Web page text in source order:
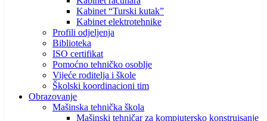
Kabinet “Turski kutak”
Kabinet elektrotehnike
Profili odjeljenja
Biblioteka
ISO certifikat
Pomoćno tehničko osoblje
Vijeće roditelja i škole
Školski koordinacioni tim
Obrazovanje
Mašinska tehnička škola
Mašinski tehničar za kompjutersko konstruisanje